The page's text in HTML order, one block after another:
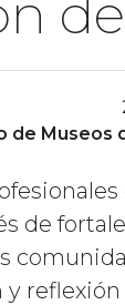
de Museos
de